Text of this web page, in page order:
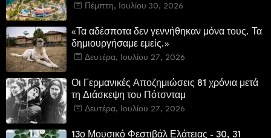
πολυτελών κατοικιών
Πέμπτη, Ιουλίου 30, 2026
«Τα αδέσποτα δεν γεννήθηκαν μόνα τους. Τα
δημιουργήσαμε εμείς.»
Δευτέρα, Ιουλίου 27, 2026
Οι Γερμανικές Αποζημιώσεις 81 χρόνια μετά
τη Διάσκεψη του Πότσνταμ
Δευτέρα, Ιουλίου 27, 2026
13ο Μουσικό Φεστιβάλ Ελάτειας - 30, 31